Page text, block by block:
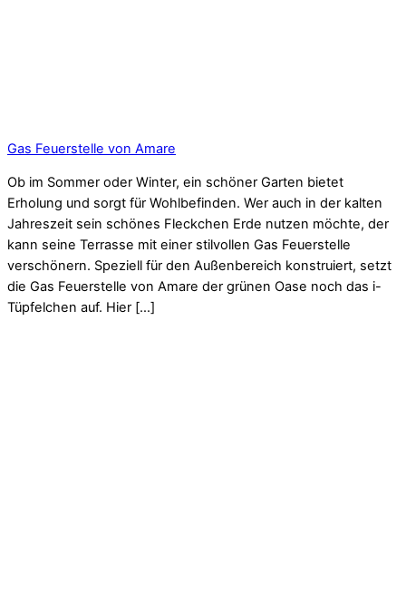
Gas Feuerstelle von Amare
Ob im Sommer oder Winter, ein schöner Garten bietet
Erholung und sorgt für Wohlbefinden. Wer auch in der kalten
Jahreszeit sein schönes Fleckchen Erde nutzen möchte, der
kann seine Terrasse mit einer stilvollen Gas Feuerstelle
verschönern. Speziell für den Außenbereich konstruiert, setzt
die Gas Feuerstelle von Amare der grünen Oase noch das i-
Tüpfelchen auf. Hier […]